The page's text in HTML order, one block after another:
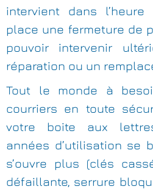
intervient dans
place une fermeture de
pouvoir intervenir
réparation ou un
Tout le monde à
courriers en toute
votre boite aux
années d’utilisation se
s’ouvre plus (clés
défaillante, serrure